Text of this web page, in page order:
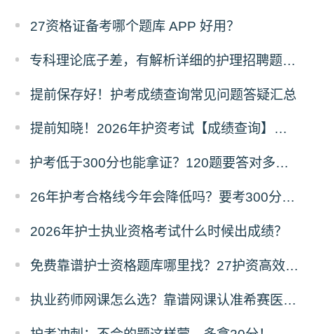
27资格证备考哪个题库 APP 好用？
专科理论底子差，有解析详细的护理招聘题库推荐吗？
提前保存好！护考成绩查询常见问题答疑汇总
提前知晓！2026年护资考试【成绩查询】须知！
护考低于300分也能拿证？120题要答对多少才能过？
26年护考合格线今年会降低吗？要考300分难不难？
2026年护士执业资格考试什么时候出成绩？
免费靠谱护士资格题库哪里找？27护资高效备考指南
执业药师网课怎么选？靠谱网课认准希赛医卫题库！